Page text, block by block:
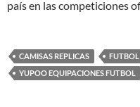
país en las competiciones
CAMISAS REPLICAS
YUPOO EQUIPACIONES FUTBOL